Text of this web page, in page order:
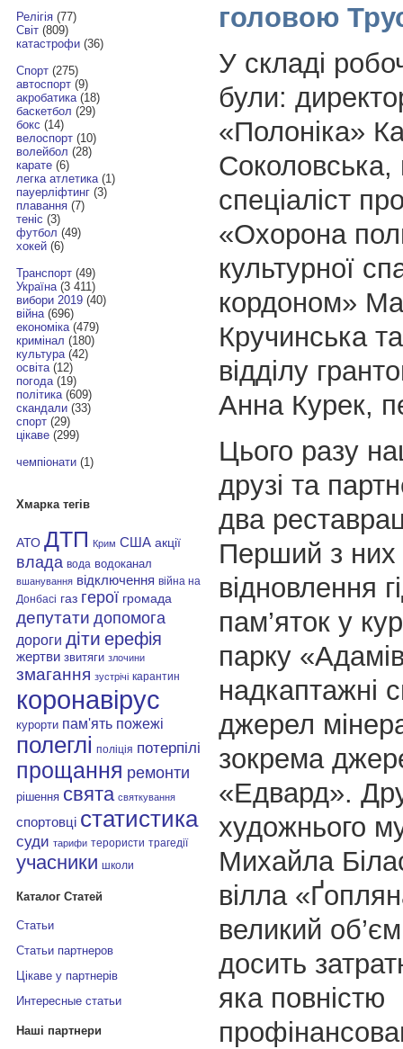
Релігія(77)
Світ(809)
катастрофи(36)
Спорт(275)
автоспорт(9)
акробатика(18)
баскетбол (29)
бокс (14)
велоспорт(10)
волейбол (28)
карате(6)
легка атлетика(1)
пауерліфтинг(3)
плавання(7)
теніс (3)
футбол (49)
хокей(6)
Транспорт(49)
Україна(3 411)
вибори 2019(40)
війна(696)
економіка(479)
кримінал (180)
культура(42)
освіта(12)
погода(19)
політика(609)
скандали(33)
спорт(29)
цікаве(299)
чемпіонати(1)
Хмарка тегів
АТО ДТП Крим США акції
влада вода водоканал
вшанування відключення війна на
Донбасі газ герої громада
депутати допомога
дороги діти ерефія
жертви звитяги злочини
змагання зустрічі карантин
коронавірус
курорти пам'ять пожежі
полеглі поліція потерпілі
прощання ремонти
рішення свята святкування
спортовці статистика
суди тарифи терористи трагедії
учасники школи
Каталог Статей
Статьи
Статьи партнеров
Цікаве у партнерів
Интересные статьи
Наші партнери
головою
У складі
були:
«Полоніка»
Соколовська,
спеціаліст
«Охорона
культурної
кордоном»
Кручинська
відділу
Анна Курек,
Цього разу
друзі та
два
Перший з них
відновлення
пам’яток у
парку
надкаптажні
джерел
зокрема
«Едвард».
художнього
Михайла
вілла
великий
досить
яка повністю